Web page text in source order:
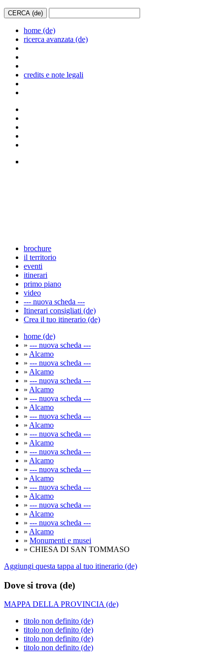
home (de)
ricerca avanzata (de)
credits e note legali
brochure
il territorio
eventi
itinerari
primo piano
video
--- nuova scheda ---
Itinerari consigliati (de)
Crea il tuo itinerario (de)
home (de)
» --- nuova scheda ---
» Alcamo
» --- nuova scheda ---
» Alcamo
» --- nuova scheda ---
» Alcamo
» --- nuova scheda ---
» Alcamo
» --- nuova scheda ---
» Alcamo
» --- nuova scheda ---
» Alcamo
» --- nuova scheda ---
» Alcamo
» --- nuova scheda ---
» Alcamo
» --- nuova scheda ---
» Alcamo
» --- nuova scheda ---
» Alcamo
» --- nuova scheda ---
» Alcamo
» Monumenti e musei
» CHIESA DI SAN TOMMASO
Aggiungi questa tappa al tuo itinerario (de)
Dove si trova (de)
MAPPA DELLA PROVINCIA (de)
titolo non definito (de)
titolo non definito (de)
titolo non definito (de)
titolo non definito (de)